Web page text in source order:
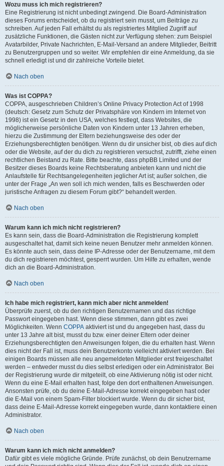
Wozu muss ich mich registrieren?
Eine Registrierung ist nicht unbedingt zwingend. Die Board-Administration
dieses Forums entscheidet, ob du registriert sein musst, um Beiträge zu
schreiben. Auf jeden Fall erhältst du als registriertes Mitglied Zugriff auf
zusätzliche Funktionen, die Gästen nicht zur Verfügung stehen: zum Beispiel
Avatarbilder, Private Nachrichten, E-Mail-Versand an andere Mitglieder, Beitritt
zu Benutzergruppen und so weiter. Wir empfehlen dir eine Anmeldung, da sie
schnell erledigt ist und dir zahlreiche Vorteile bietet.
Nach oben
Was ist COPPA?
COPPA, ausgeschrieben Children’s Online Privacy Protection Act of 1998
(deutsch: Gesetz zum Schutz der Privatsphäre von Kindern im Internet von
1998) ist ein Gesetz in den USA, welches festlegt, dass Websites, die
möglicherweise persönliche Daten von Kindern unter 13 Jahren erheben,
hierzu die Zustimmung der Eltern beziehungsweise des oder der
Erziehungsberechtigten benötigen. Wenn du dir unsicher bist, ob dies auf dich
oder die Website, auf der du dich zu registrieren versuchst, zutrifft, ziehe einen
rechtlichen Beistand zu Rate. Bitte beachte, dass phpBB Limited und der
Besitzer dieses Boards keine Rechtsberatung anbieten kann und nicht die
Anlaufstelle für Rechtsangelegenheiten jeglicher Art ist; außer solchen, die
unter der Frage „An wen soll ich mich wenden, falls es Beschwerden oder
juristische Anfragen zu diesem Forum gibt?“ behandelt werden.
Nach oben
Warum kann ich mich nicht registrieren?
Es kann sein, dass die Board-Administration die Registrierung komplett
ausgeschaltet hat, damit sich keine neuen Benutzer mehr anmelden können.
Es könnte auch sein, dass deine IP-Adresse oder der Benutzername, mit dem
du dich registrieren möchtest, gesperrt wurden. Um Hilfe zu erhalten, wende
dich an die Board-Administration.
Nach oben
Ich habe mich registriert, kann mich aber nicht anmelden!
Überprüfe zuerst, ob du den richtigen Benutzernamen und das richtige
Passwort eingegeben hast. Wenn diese stimmen, dann gibt es zwei
Möglichkeiten. Wenn COPPA aktiviert ist und du angegeben hast, dass du
unter 13 Jahre alt bist, musst du bzw. einer deiner Eltern oder deiner
Erziehungsberechtigten den Anweisungen folgen, die du erhalten hast. Wenn
dies nicht der Fall ist, muss dein Benutzerkonto vielleicht aktiviert werden. Bei
einigen Boards müssen alle neu angemeldeten Mitglieder erst freigeschaltet
werden – entweder musst du dies selbst erledigen oder ein Administrator. Bei
der Registrierung wurde dir mitgeteilt, ob eine Aktivierung nötig ist oder nicht.
Wenn du eine E-Mail erhalten hast, folge den dort enthaltenen Anweisungen.
Ansonsten prüfe, ob du deine E-Mail-Adresse korrekt eingegeben hast oder
die E-Mail von einem Spam-Filter blockiert wurde. Wenn du dir sicher bist,
dass deine E-Mail-Adresse korrekt eingegeben wurde, dann kontaktiere einen
Administrator.
Nach oben
Warum kann ich mich nicht anmelden?
Dafür gibt es viele mögliche Gründe. Prüfe zunächst, ob dein Benutzername